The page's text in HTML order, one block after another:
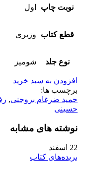
نوبت چاپ اول
قطع کتاب وزیری
نوع جلد شومیز
افزودن به سبد خرید
برچسب ها:
حمید ضرغام بروجنی,
حسینی
نوشته های مشابه
22 اسفند
بریده‌های کتاب